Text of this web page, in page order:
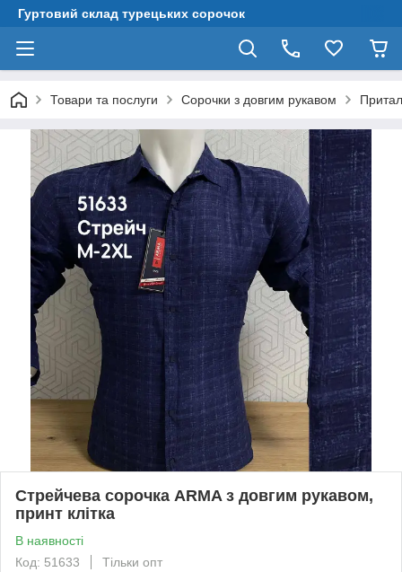
Гуртовий склад турецьких сорочок
Товари та послуги Сорочки з довгим рукавом
Стрейчева сорочка ARMA з довгим рукавом,
принт клітка
В наявності
Код: 51633
Тільки опт